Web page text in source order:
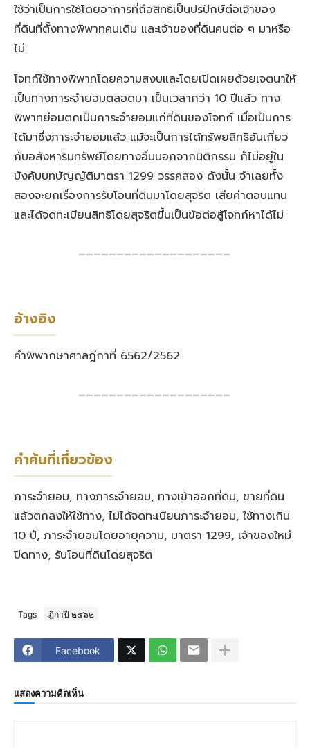
ใช้ว่าเป็นการใช้โดยอาการที่ถือสิทธิเป็นปรปักษ์ต่อเจ้าของ
ที่ดินที่ตั้งทางพิพาทคนเดิม และเจ้าของที่ดินคนต่อ ๆ มาหรือ
ไม่
โจทก์ใช้ทางพิพาทโดยความสงบและโดยเปิดเผยด้วยเจตนาให้
เป็นทางภาระจำยอมตลอดมา เป็นเวลากว่า 10 ปีแล้ว ทาง
พิพาทย่อมตกเป็นภาระจำยอมแก่ที่ดินของโจทก์ เมื่อเป็นการ
ได้มาซึ่งภาระจำยอมแล้ว แม้จะเป็นการได้ทรัพยสิทธิอันเกี่ยว
กับอสังหาริมทรัพย์โดยทางอื่นนอกจากนิติกรรม ก็ไม่อยู่ใน
บังคับบทบัญญัติมาตรา 1299 วรรคสอง ดังนั้น จำเลยทั้ง
สองจะยกเรื่องการรับโอนที่ดินมาโดยสุจริต เสียค่าตอบแทน
และได้จดทะเบียนสิทธิโดยสุจริตขึ้นเป็นข้อต่อสู้โจทก์หาได้ไม่
━━━━━━━━━━━━━━━━━━━━
อ้างอิง
คำพิพากษาศาลฎีกาที่ 6562/2562
━━━━━━━━━━━━━━━━━━━━
คำค้นที่เกี่ยวข้อง
ภาระจำยอม, ทางภาระจำยอม, ทางเข้าออกที่ดิน, ขายที่ดิน
แล้วตกลงให้ใช้ทาง, ไม่ได้จดทะเบียนภาระจำยอม, ใช้ทางเกิน
10 ปี, ภาระจำยอมโดยอายุความ, มาตรา 1299, เจ้าของใหม่
ปิดทาง, รับโอนที่ดินโดยสุจริต
Tags ฎีกาปี ๒๕๖๒
Facebook
แสดงความคิดเห็น